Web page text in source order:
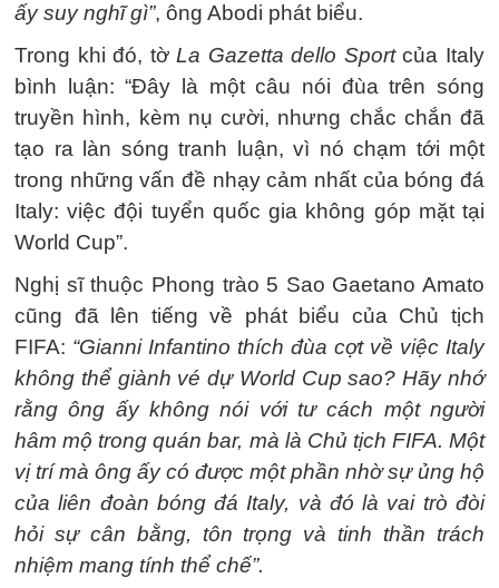
ấy suy nghĩ gì”, ông Abodi phát biểu.
Trong khi đó, tờLa Gazetta dello Sportcủa Italy
bình luận: “Đây là một câu nói đùa trên sóng
truyền hình, kèm nụ cười, nhưng chắc chắn đã
tạo ra làn sóng tranh luận, vì nó chạm tới một
trong những vấn đề nhạy cảm nhất của bóng đá
Italy: việc đội tuyển quốc gia không góp mặt tại
World Cup”.
Nghị sĩ thuộc Phong trào 5 Sao Gaetano Amato
cũng đã lên tiếng về phát biểu của Chủ tịch
FIFA: “Gianni Infantino thích đùa cợt về việc Italy
không thể giành vé dự World Cup sao? Hãy nhớ
rằng ông ấy không nói với tư cách một người
hâm mộ trong quán bar, mà là Chủ tịch FIFA. Một
vị trí mà ông ấy có được một phần nhờ sự ủng hộ
của liên đoàn bóng đá Italy, và đó là vai trò đòi
hỏi sự cân bằng, tôn trọng và tinh thần trách
nhiệm mang tính thể chế”.